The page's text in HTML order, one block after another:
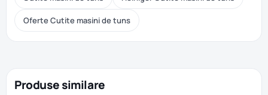
Oferte Cutite masini de tuns
Produse similare